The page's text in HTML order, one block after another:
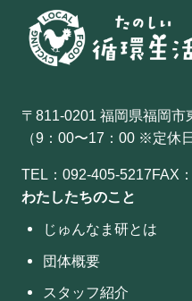
〒811-0201 福岡県福岡市
（9：00〜17：00 ※定休
TEL：092-405-5217FAX
わたしたちのこと
じゅんなま研とは
団体概要
スタッフ紹介